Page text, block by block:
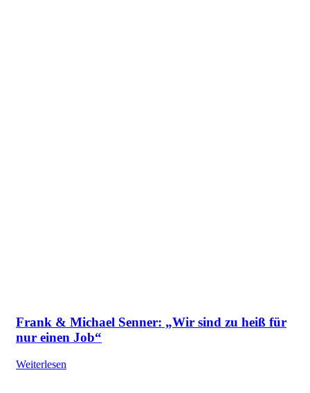
Frank & Michael Senner: „Wir sind zu heiß für
nur einen Job“
Weiterlesen